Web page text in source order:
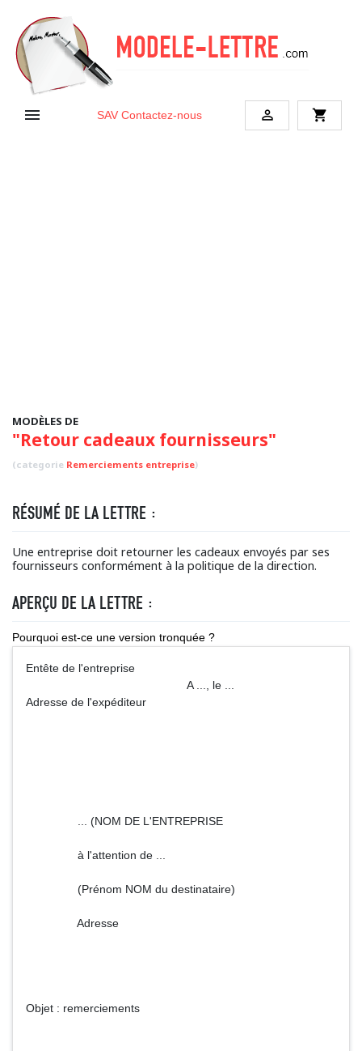
 SAV Contactez-nous  shopping_cart
MODÈLES DE
"Retour cadeaux fournisseurs"
(categorie Remerciements entreprise)
RÉSUMÉ DE LA LETTRE :
Une entreprise doit retourner les cadeaux envoyés par ses
fournisseurs conformément à la politique de la direction.
APERÇU DE LA LETTRE :
Pourquoi est-ce une version tronquée ?
Entête de l'entreprise
A ..., le ...
Adresse de l'expéditeur
... (NOM DE L'ENTREPRISE
à l'attention de ...
(Prénom NOM du destinataire)
Adresse
Objet : remerciements